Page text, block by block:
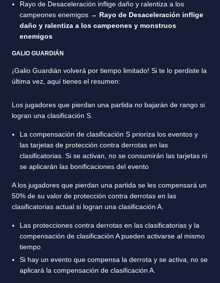
Rayo de Desaceleración inflige daño y ralentiza a los
campeones enemigos → Rayo de Desaceleración inflige
daño y ralentiza a los campeones y monstruos
enemigos
GALIO GUARDIÁN
¡Galio Guardián volverá por tiempo limitado! Si te lo perdiste la
última vez, aquí tienes el resumen:
Los jugadores que pierdan una partida no bajarán de rango si
logran una clasificación S.
La compensación de clasificación S prioriza los eventos y
las tarjetas de protección contra derrotas en las
clasificatorias. Si se activan, no se consumirán las tarjetas ni
se aplicarán las bonificaciones del evento
A los jugadores que pierdan una partida se les compensará un
50% de su valor de protección contra derrotas en las
clasificatorias actual si logran una clasificación A.
Las protecciones contra derrotas en las clasificatorias y la
compensación de clasificación A pueden activarse al mismo
tiempo
Si hay un evento que compensa la derrota y se activa, no se
aplicará la compensación de clasificación A.